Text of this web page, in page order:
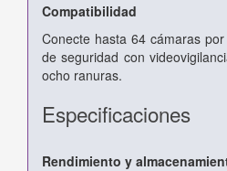
Compatibilidad
Conecte hasta 64 cámaras
de seguridad con
ocho ranuras.
Especificaciones
Rendimiento y